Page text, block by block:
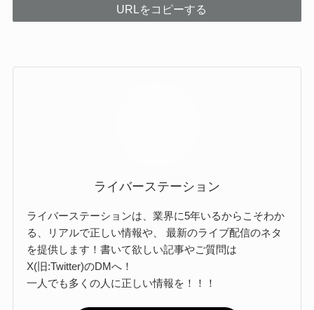
URLをコピーする
ライバーステーション
ライバーステーションは、業界に5年いるからこそわか
る、リアルで正しい情報や、 最新のライブ配信のネタ
を提供します！書いて欲しい記事やご質問は
X(旧:Twitter)のDMへ！
一人でも多くの人に正しい情報を！！！